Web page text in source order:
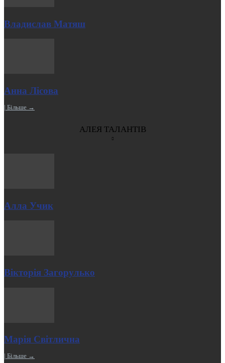
Владислав Матяш
Анна Лісова
| Більше →
АЛЕЯ ТАЛАНТІВ
Алла Учик
Вікторія Загорулько
Марія Світлична
| Більше →